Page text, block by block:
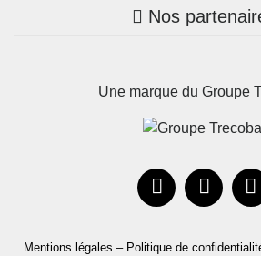
Pays de la Loire
Occitanie
Maison + terrain
Mon compte
Parrainez un
Nos
Une marque du Groupe
Mentions légales – Politique de